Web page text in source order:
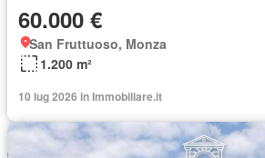
60.000 €
San Fruttuoso, Monza
1.200 m²
10 lug 2026 in Immobiliare.it